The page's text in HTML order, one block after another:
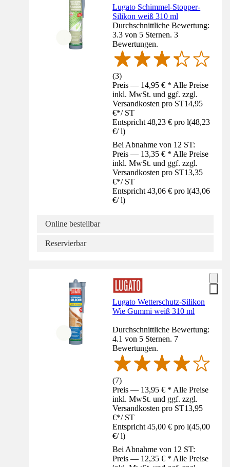
Lugato Schimmel-Stopper-
Silikon weiß 310 ml
Durchschnittliche Bewertung:
3.3 von 5 Sternen. 3
Bewertungen.
(3)
Preis — 14,95 € * Alle Preise
inkl. MwSt. und ggf. zzgl.
Versandkosten pro ST14,95
€*/ ST
Entspricht 48,23 € pro l(48,23
€/ l)
Bei Abnahme von 12 ST:
Preis — 13,35 € * Alle Preise
inkl. MwSt. und ggf. zzgl.
Versandkosten pro ST13,35
€*/ ST
Entspricht 43,06 € pro l(43,06
€/ l)
Online bestellbar
Reservierbar
Lugato Wetterschutz-Silikon
Wie Gummi weiß 310 ml
Durchschnittliche Bewertung:
4.1 von 5 Sternen. 7
Bewertungen.
(7)
Preis — 13,95 € * Alle Preise
inkl. MwSt. und ggf. zzgl.
Versandkosten pro ST13,95
€*/ ST
Entspricht 45,00 € pro l(45,00
€/ l)
Bei Abnahme von 12 ST:
Preis — 12,35 € * Alle Preise